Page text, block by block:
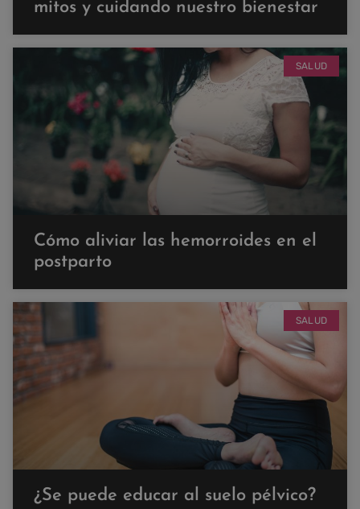
mitos y cuidando nuestro bienestar
SALUD
Cómo aliviar las hemorroides en el
postparto
SALUD
¿Se puede educar al suelo pélvico?